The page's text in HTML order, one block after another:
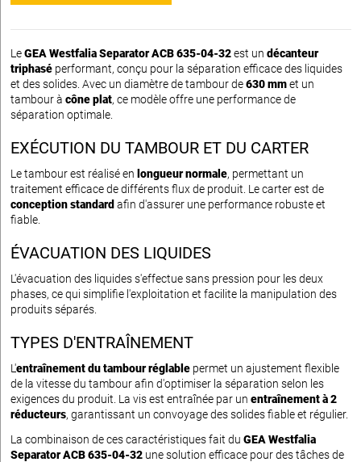
LeGEA Westfalia Separator ACB 635-04-32est un décanteur
triphasé performant, conçu pour la séparation efficace des liquides
et des solides. Avec un diamètre de tambour de630 mmet un
tambour à cône plat, ce modèle offre une performance de
séparation optimale.
EXÉCUTION DU TAMBOUR ET DU CARTER
Le tambour est réalisé en longueur normale, permettant un
traitement efficace de différents flux de produit. Le carter est de
conception standard afin d'assurer une performance robuste et
fiable.
ÉVACUATION DES LIQUIDES
L'évacuation des liquides s'effectue sans pression pour les deux
phases, ce qui simplifie l'exploitation et facilite la manipulation des
produits séparés.
TYPES D'ENTRAÎNEMENT
L'entraînement du tambour réglable permet un ajustement flexible
de la vitesse du tambour afin d'optimiser la séparation selon les
exigences du produit. La vis est entraînée par un entraînement à 2
réducteurs, garantissant un convoyage des solides fiable et régulier.
La combinaison de ces caractéristiques fait du GEA Westfalia
Separator ACB 635-04-32 une solution efficace pour des tâches de